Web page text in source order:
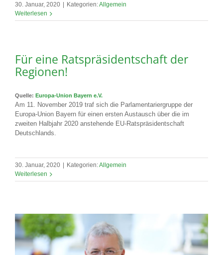
30. Januar, 2020 | Kategorien:Allgemein
Weiterlesen
Für eine Ratspräsidentschaft der
Regionen!
Quelle: Europa-Union Bayern e.V.
Am 11. November 2019 traf sich die Parlamentariergruppe der
Europa-Union Bayern für einen ersten Austausch über die im
zweiten Halbjahr 2020 anstehende EU-Ratspräsidentschaft
Deutschlands.
30. Januar, 2020 | Kategorien:Allgemein
Weiterlesen